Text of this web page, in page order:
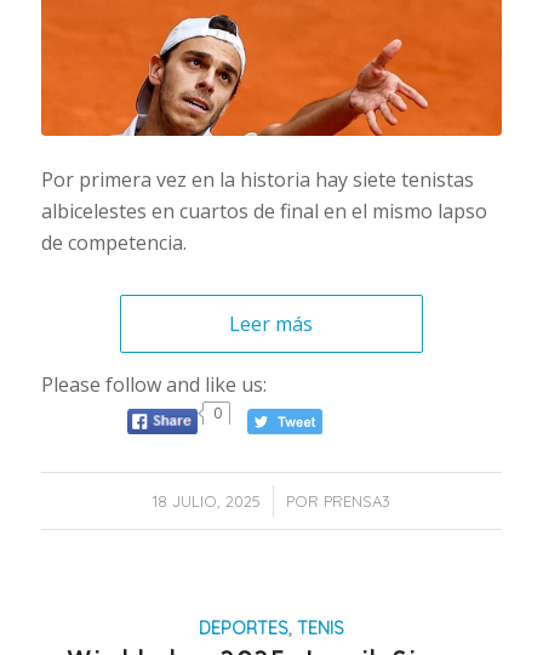
Por primera vez en la historia hay siete tenistas
albicelestes en cuartos de final en el mismo lapso
de competencia.
Leer más
Please follow and like us:
0
18 JULIO, 2025
/ POR PRENSA3
DEPORTES, TENIS